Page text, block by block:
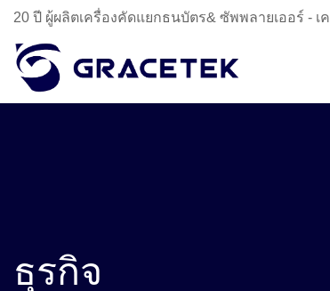
20 ปี ผู้ผลิตเครื่องคัดแยกธนบัตร& ซัพพลายเออร์ - เ
ธุรกิจ